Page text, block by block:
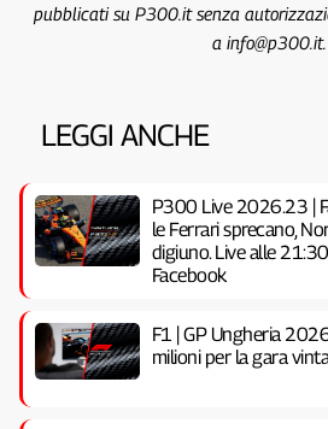
pubblicati su P300.it senza
a info@p300.it.
LEGGI ANCHE
P300 Live 2026.23 |
le Ferrari sprecano,
digiuno. Live alle
Facebook
F1 | GP Ungheria
milioni per la gara